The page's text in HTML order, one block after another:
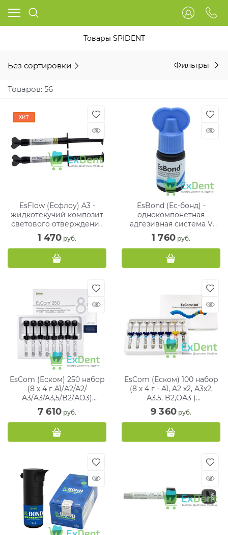
Товары SPIDENT
Без сортировки Фильтры
Товаров: 56
ХИТ
EsFlow (Есфлоу) A3 -
жидкотекучий композит
светового отверждения
(2 х 2 г)
1 470 руб.
EsBond (Ес-бонд) -
однокомпонетная
адгезивная система V
поколения (5 мл)
1 760 руб.
EsCom (Еском) 250 набор
(8 х 4 г A1/А2/А2/
А3/A3/A3,5/B2/АO3)
пломбировочный
материал
7 610 руб.
EsCom (Еском) 100 набор
(8 х 4 г - А1, А2 х2, А3х2,
А3.5, B2,ОА3 )
пломбировочный
материал
9 360 руб.